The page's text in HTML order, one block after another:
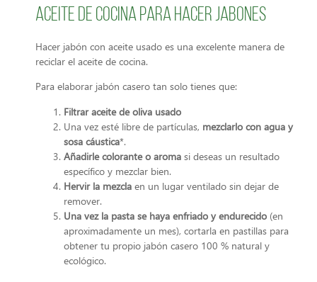
Aceite de cocina para hacer jabones
Hacer jabón con aceite usado es una excelente manera de
reciclar el aceite de cocina.
Para elaborar jabón casero tan solo tienes que:
Filtrar aceite de oliva usado
Una vez esté libre de partículas, mezclarlo con agua y
sosa cáustica*.
Añadirle colorante o aroma si deseas un resultado
específico y mezclar bien.
Hervir la mezcla en un lugar ventilado sin dejar de
remover.
Una vez la pasta se haya enfriado y endurecido (en
aproximadamente un mes), cortarla en pastillas para
obtener tu propio jabón casero 100 % natural y
ecológico.